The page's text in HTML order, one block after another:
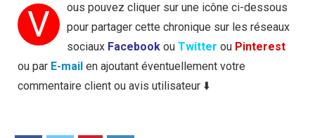
V
ous pouvez cliquer sur une icône ci-dessous
pour partager cette chronique sur les réseaux
sociaux Facebook ou Twitter ou Pinterest
ou par E-mail en ajoutant éventuellement votre
commentaire client ou avis utilisateur ⬇️